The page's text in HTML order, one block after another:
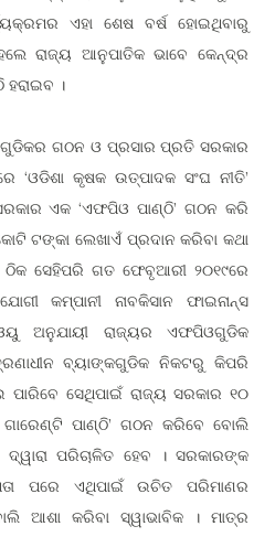
ଏହା ଶେଷ ବର୍ଷ ହୋଇଥିବାରୁ
ରାଜ୍ୟ ଆନୁପାତିକ ଭାବେ କେନ୍ଦ୍ର
ହରାଇବ ।
ଗଠନ ଓ ପ୍ରସାର ପ୍ରତି ସରକାର
‘ଓଡିଶା କୃଷକ ଉତ୍ପାଦକ ସଂଘ ନୀତି’
ଏକ ‘ଏଫପିଓ ପାଣ୍ଠି’ ଗଠନ କରି
ଟଙ୍କା ଲେଖାଏଁ ପ୍ରଦାନ କରିବା କଥା
ସେହିପରି ଗତ ଫେବୃଆରୀ ୨୦୧୯ରେ
କମ୍ପାନୀ ନାବକିସାନ ଫାଇନାନ୍ସ
ଅନୁଯାୟୀ ରାଜ୍ୟର ଏଫପିଓଗୁଡିକ
ବ୍ୟାଙ୍କଗୁଡିକ ନିକଟରୁ କିପରି
ସେଥିପାଇଁ ରାଜ୍ୟ ସରକାର ୧୦
ଣ୍ଟି ପାଣ୍ଠି’ ଗଠନ କରିବେ ବୋଲି
ଦ୍ୱାରା ପରିଚାଳିତ ହେବ । ସରକାରଙ୍କ
ପରେ ଏଥିପାଇଁ ଉଚିତ ପରିମାଣର
ଆଶା କରିବା ସ୍ୱାଭାବିକ । ମାତ୍ର